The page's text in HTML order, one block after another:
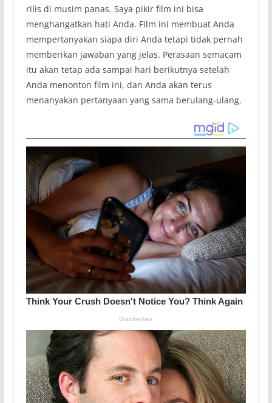
rilis di musim panas. Saya pikir film ini bisa
menghangatkan hati Anda. Film ini membuat Anda
mempertanyakan siapa diri Anda tetapi tidak pernah
memberikan jawaban yang jelas. Perasaan semacam
itu akan tetap ada sampai hari berikutnya setelah
Anda menonton film ini, dan Anda akan terus
menanyakan pertanyaan yang sama berulang-ulang.